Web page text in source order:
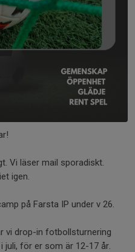
Vi läser mail sporadiskt.
igen.
på Farsta IP under v 26.
vi drop-in fotbollsturnering
juli, för er som är 12-17 år.